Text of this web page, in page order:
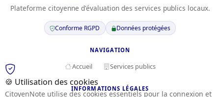
Plateforme citoyenne d'évaluation des services publics locaux.
Conforme RGPD Données protégées
NAVIGATION
Accueil Services publics
INFORMATIONS LÉGALES
🍪 Utilisation des cookies
CitoyenNote utilise des cookies essentiels pour la connexion et